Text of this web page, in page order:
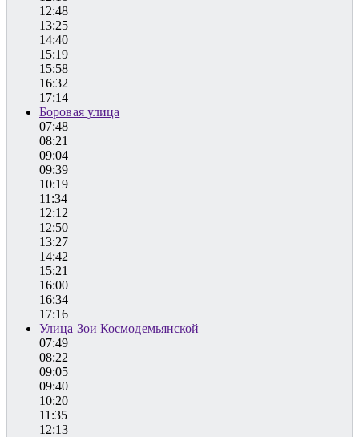
12:48
13:25
14:40
15:19
15:58
16:32
17:14
Боровая улица
07:48
08:21
09:04
09:39
10:19
11:34
12:12
12:50
13:27
14:42
15:21
16:00
16:34
17:16
Улица Зои Космодемьянской
07:49
08:22
09:05
09:40
10:20
11:35
12:13